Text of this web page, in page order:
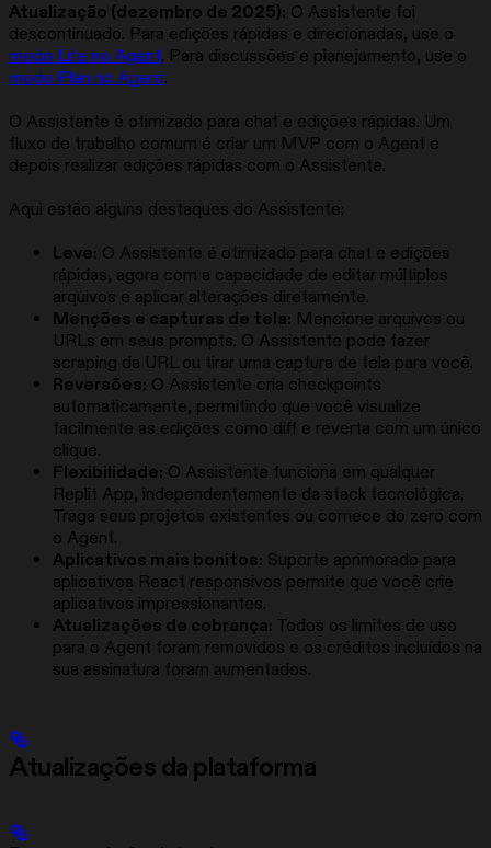
Atualização (dezembro de 2025): O Assistente foi
descontinuado. Para edições rápidas e direcionadas, use o
modo Lite no Agent. Para discussões e planejamento, use o
modo Plan no Agent.
O Assistente é otimizado para chat e edições rápidas. Um
fluxo de trabalho comum é criar um MVP com o Agent e
depois realizar edições rápidas com o Assistente.
Aqui estão alguns destaques do Assistente:
Leve: O Assistente é otimizado para chat e edições
rápidas, agora com a capacidade de editar múltiplos
arquivos e aplicar alterações diretamente.
Menções e capturas de tela: Mencione arquivos ou
URLs em seus prompts. O Assistente pode fazer
scraping da URL ou tirar uma captura de tela para você.
Reversões: O Assistente cria checkpoints
automaticamente, permitindo que você visualize
facilmente as edições como diff e reverta com um único
clique.
Flexibilidade: O Assistente funciona em qualquer
Replit App, independentemente da stack tecnológica.
Traga seus projetos existentes ou comece do zero com
o Agent.
Aplicativos mais bonitos: Suporte aprimorado para
aplicativos React responsivos permite que você crie
aplicativos impressionantes.
Atualizações de cobrança: Todos os limites de uso
para o Agent foram removidos e os créditos incluídos na
sua assinatura foram aumentados.
Atualizações da plataforma